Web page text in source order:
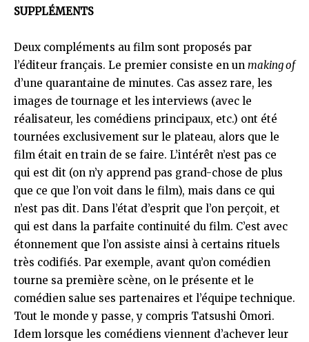
SUPPLÉMENTS
Deux compléments au film sont proposés par
l’éditeur français. Le premier consiste en un making of
d’une quarantaine de minutes. Cas assez rare, les
images de tournage et les interviews (avec le
réalisateur, les comédiens principaux, etc.) ont été
tournées exclusivement sur le plateau, alors que le
film était en train de se faire. L’intérêt n’est pas ce
qui est dit (on n’y apprend pas grand-chose de plus
que ce que l’on voit dans le film), mais dans ce qui
n’est pas dit. Dans l’état d’esprit que l’on perçoit, et
qui est dans la parfaite continuité du film. C’est avec
étonnement que l’on assiste ainsi à certains rituels
très codifiés. Par exemple, avant qu’on comédien
tourne sa première scène, on le présente et le
comédien salue ses partenaires et l’équipe technique.
Tout le monde y passe, y compris Tatsushi Ōmori.
Idem lorsque les comédiens viennent d’achever leur